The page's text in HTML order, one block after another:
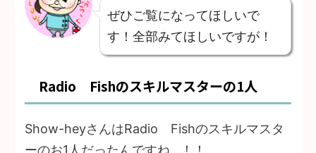
ぜひご覧になってほしいで
す！全部みてほしいですが！
Radio Fishのスキルマスターの1人
Show-heyさんはRadio Fishのスキルマスタ
ーのお1人だったんですね…！！